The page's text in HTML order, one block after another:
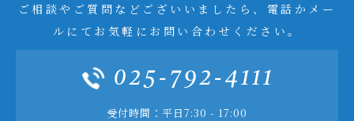
ご相談やご質問などございいましたら、電話かメー
ルにてお気軽にお問い合わせください。
025-792-4111
受付時間：平日7:30 - 17:00